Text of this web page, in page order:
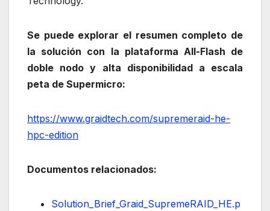
Se puede explorar el resumen completo de
la solución con la plataforma All-Flash de
doble nodo y alta disponibilidad a escala
peta de Supermicro:
https://www.graidtech.com/supremeraid-he-
hpc-edition
Documentos relacionados:
Solution_Brief_Graid_SupremeRAID_HE.p